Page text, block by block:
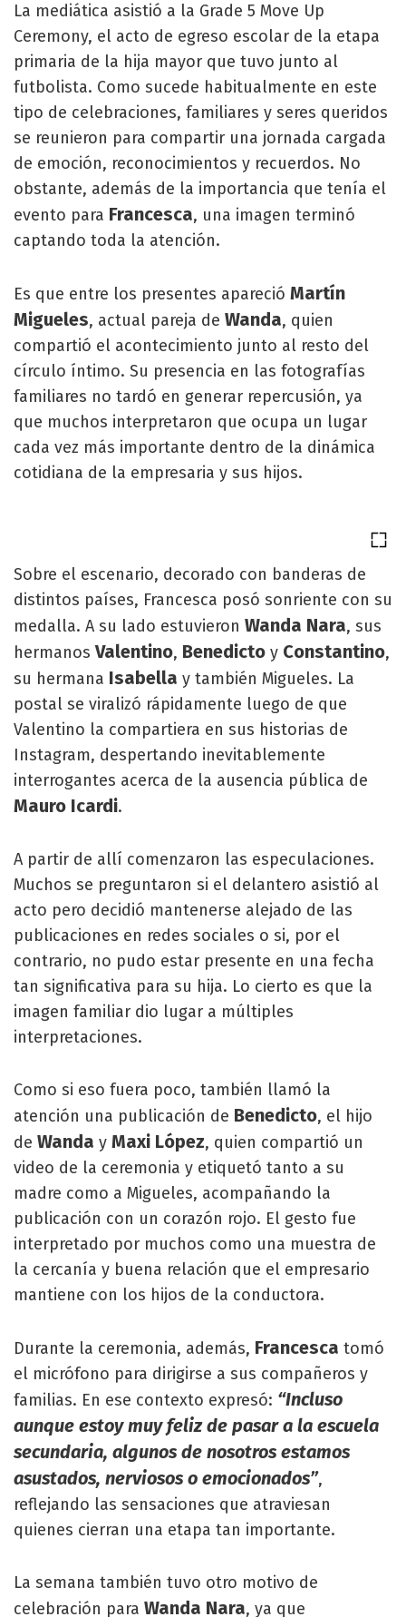
La mediática asistió a la Grade 5 Move Up
Ceremony, el acto de egreso escolar de la etapa
primaria de la hija mayor que tuvo junto al
futbolista. Como sucede habitualmente en este
tipo de celebraciones, familiares y seres queridos
se reunieron para compartir una jornada cargada
de emoción, reconocimientos y recuerdos. No
obstante, además de la importancia que tenía el
evento para Francesca, una imagen terminó
captando toda la atención.
Es que entre los presentes apareció Martín
Migueles, actual pareja de Wanda, quien
compartió el acontecimiento junto al resto del
círculo íntimo. Su presencia en las fotografías
familiares no tardó en generar repercusión, ya
que muchos interpretaron que ocupa un lugar
cada vez más importante dentro de la dinámica
cotidiana de la empresaria y sus hijos.
Sobre el escenario, decorado con banderas de
distintos países, Francesca posó sonriente con su
medalla. A su lado estuvieron Wanda Nara, sus
hermanosValentino, Benedicto y Constantino,
su hermana Isabella y también Migueles. La
postal se viralizó rápidamente luego de que
Valentino la compartiera en sus historias de
Instagram, despertando inevitablemente
interrogantes acerca de la ausencia pública de
Mauro Icardi.
A partir de allí comenzaron las especulaciones.
Muchos se preguntaron si el delantero asistió al
acto pero decidió mantenerse alejado de las
publicaciones en redes sociales o si, por el
contrario, no pudo estar presente en una fecha
tan significativa para su hija. Lo cierto es que la
imagen familiar dio lugar a múltiples
interpretaciones.
Como si eso fuera poco, también llamó la
atención una publicación de Benedicto, el hijo
de Wanda y Maxi López, quien compartió un
video de la ceremonia y etiquetó tanto a su
madre como a Migueles, acompañando la
publicación con un corazón rojo. El gesto fue
interpretado por muchos como una muestra de
la cercanía y buena relación que el empresario
mantiene con los hijos de la conductora.
Durante la ceremonia, además, Francesca tomó
el micrófono para dirigirse a sus compañeros y
familias. En ese contexto expresó: “Incluso
aunque estoy muy feliz de pasar a la escuela
secundaria, algunos de nosotros estamos
asustados, nerviosos o emocionados”,
reflejando las sensaciones que atraviesan
quienes cierran una etapa tan importante.
La semana también tuvo otro motivo de
celebración para Wanda Nara, ya que